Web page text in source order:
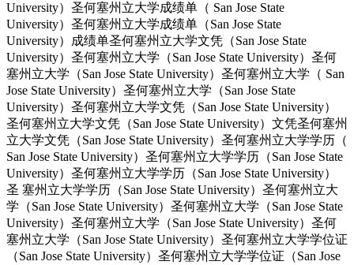
University）圣何塞州立大学成绩单（ San Jose State
University）圣何塞州立大学成绩单（San Jose State
University）成绩单圣何塞州立大学文凭（San Jose State
University）圣何塞州立大学（San Jose State University）圣何
塞州立大学（San Jose State University）圣何塞州立大学（ San
Jose State University）圣何塞州立大学（San Jose State
University）圣何塞州立大学文凭（San Jose State University）
圣何塞州立大学文凭（San Jose State University）文凭圣何塞州
立大学文凭（San Jose State University）圣何塞州立大学学历（
San Jose State University）圣何塞州立大学学历（San Jose State
University）圣何塞州立大学学历（San Jose State University）
圣 塞州立大学学历（San Jose State University）圣何塞州立大
学（San Jose State University）圣何塞州立大学（San Jose State
University）圣何塞州立大学（San Jose State University）圣何
塞州立大学（San Jose State University）圣何塞州立大学学位证
（San Jose State University）圣何塞州立大学学位证（San Jose